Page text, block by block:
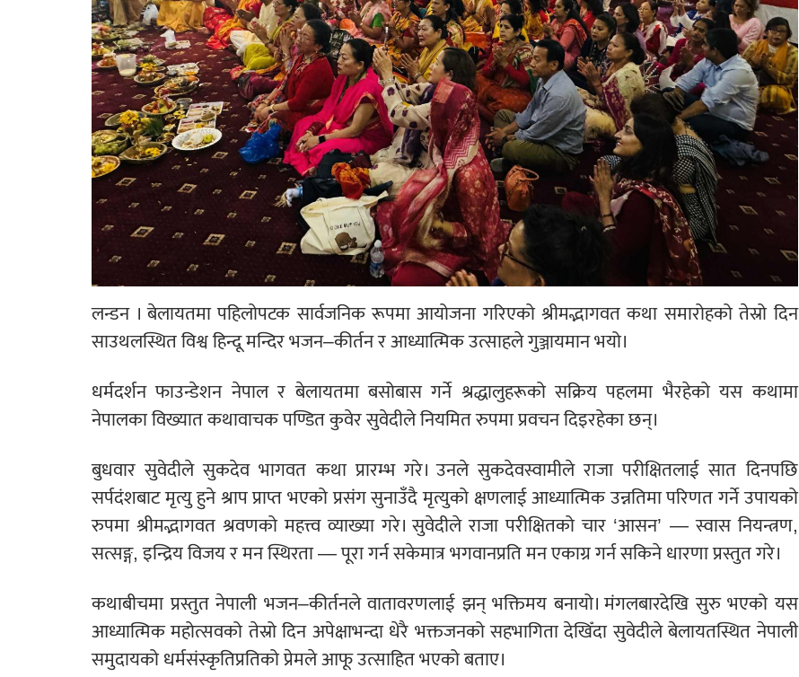
लन्डन । बेलायतमा पहिलोपटक सार्वजनिक रूपमा आयोजना गरिएको श्रीमद्भागवत कथा समारोहको तेस्रो दिन
साउथलस्थित विश्व हिन्दू मन्दिर भजन–कीर्तन र आध्यात्मिक उत्साहले गुञ्जायमान भयो।
धर्मदर्शन फाउन्डेशन नेपाल र बेलायतमा बसोबास गर्ने श्रद्धालुहरूको सक्रिय पहलमा भैरहेको यस कथामा
नेपालका विख्यात कथावाचक पण्डित कुवेर सुवेदीले नियमित रुपमा प्रवचन दिइरहेका छन्।
बुधवार सुवेदीले सुकदेव भागवत कथा प्रारम्भ गरे। उनले सुकदेवस्वामीले राजा परीक्षितलाई सात दिनपछि
सर्पदंशबाट मृत्यु हुने श्राप प्राप्त भएको प्रसंग सुनाउँदै मृत्युको क्षणलाई आध्यात्मिक उन्नतिमा परिणत गर्ने उपायको
रुपमा श्रीमद्भागवत श्रवणको महत्त्व व्याख्या गरे। सुवेदीले राजा परीक्षितको चार ‘आसन’ — स्वास नियन्त्रण,
सत्सङ्ग, इन्द्रिय विजय र मन स्थिरता — पूरा गर्न सकेमात्र भगवानप्रति मन एकाग्र गर्न सकिने धारणा प्रस्तुत गरे।
कथाबीचमा प्रस्तुत नेपाली भजन–कीर्तनले वातावरणलाई झन् भक्तिमय बनायो। मंगलबारदेखि सुरु भएको यस
आध्यात्मिक महोत्सवको तेस्रो दिन अपेक्षाभन्दा धेरै भक्तजनको सहभागिता देखिँदा सुवेदीले बेलायतस्थित नेपाली
समुदायको धर्मसंस्कृतिप्रतिको प्रेमले आफू उत्साहित भएको बताए।